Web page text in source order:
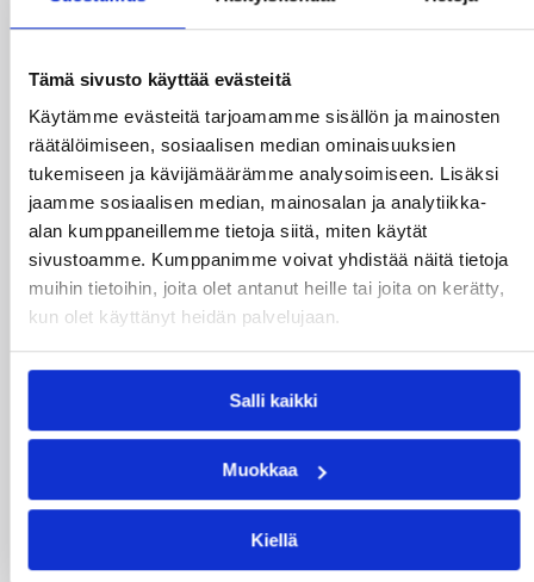
Tämä sivusto käyttää evästeitä
Käytämme evästeitä tarjoamamme sisällön ja mainosten
räätälöimiseen, sosiaalisen median ominaisuuksien
tukemiseen ja kävijämäärämme analysoimiseen. Lisäksi
jaamme sosiaalisen median, mainosalan ja analytiikka-
alan kumppaneillemme tietoja siitä, miten käytät
sivustoamme. Kumppanimme voivat yhdistää näitä tietoja
muihin tietoihin, joita olet antanut heille tai joita on kerätty,
kun olet käyttänyt heidän palvelujaan.
Salli kaikki
Muokkaa
Kiellä
Korisliiga 07.08.2026 09:23
Daniel Dolenc KTP-Basketin
haaviin
Dolenc on rakentanut pitkän ammattilaisuran
Suomen lisäksi Ranskassa, Itävallassa,
Liettuassa, Romaniassa, Bosniassa ja viimeksi
Islannissa.